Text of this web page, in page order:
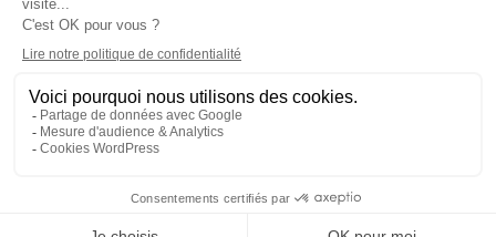
Contactez-nous-Mentions légales-CGV-Politique de
confidentialité-Gestion des cookies
Cedex 06